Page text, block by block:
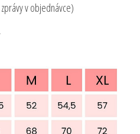
v objednávce)